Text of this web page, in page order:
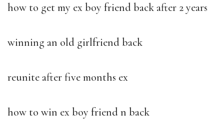
how to get my ex boy friend back after 2 years
winning an old girlfriend back
reunite after five months ex
how to win ex boy friend n back